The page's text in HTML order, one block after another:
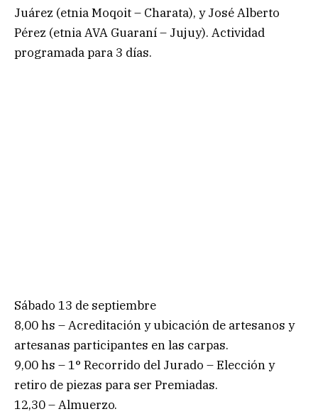
Juárez (etnia Moqoit – Charata), y José Alberto
Pérez (etnia AVA Guaraní – Jujuy). Actividad
programada para 3 días.
Sábado 13 de septiembre
8,00 hs – Acreditación y ubicación de artesanos y
artesanas participantes en las carpas.
9,00 hs – 1° Recorrido del Jurado – Elección y
retiro de piezas para ser Premiadas.
12,30 – Almuerzo.